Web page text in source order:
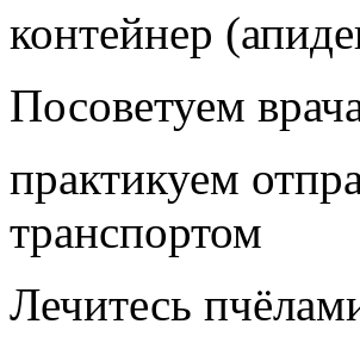
контейнер
Посоветуем
практикуем
транспортом
Лечитесь